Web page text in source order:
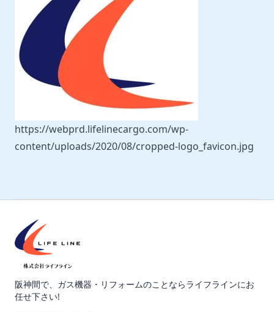
https://webprd.lifelinecargo.com/wp-
content/uploads/2020/08/cropped-logo_favicon.jpg
阪神間で、ガス機器・リフォームのことならライフラインにお
任せ下さい!